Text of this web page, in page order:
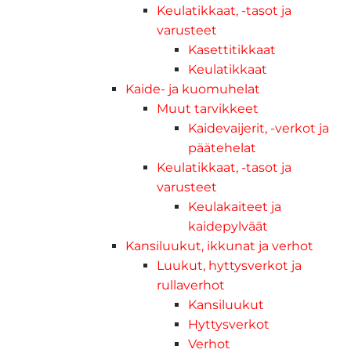
Keulatikkaat, -tasot ja
varusteet
Kasettitikkaat
Keulatikkaat
Kaide- ja kuomuhelat
Muut tarvikkeet
Kaidevaijerit, -verkot ja
päätehelat
Keulatikkaat, -tasot ja
varusteet
Keulakaiteet ja
kaidepylväät
Kansiluukut, ikkunat ja verhot
Luukut, hyttysverkot ja
rullaverhot
Kansiluukut
Hyttysverkot
Verhot